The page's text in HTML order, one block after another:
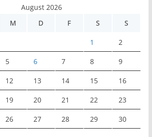
August 2026
M D F S S
1 2
5 6 7 8 9
12 13 14 15 16
19 20 21 22 23
26 27 28 29 30